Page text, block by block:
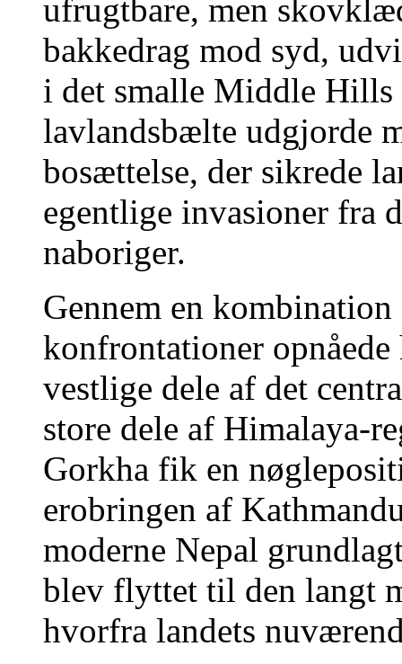
ufrugtbare, men
bakkedrag mod syd,
i det smalle Middle
lavlandsbælte udgjorde
bosættelse, der sikrede
egentlige invasioner fra
naboriger.
Gennem en
konfrontationer
vestlige dele af det
store dele af Himalaya-
Gorkha fik en
erobringen af
moderne Nepal
blev flyttet til den langt
hvorfra landets